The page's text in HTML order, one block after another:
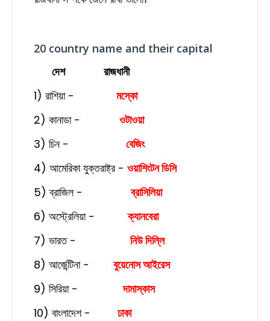
20 country name and their capital
দেশ রাজধানী
1) রাশিয়া - মস্কো
2) কানাডা - ওটাওয়া
3) চিন - বেজিং
4) আমেরিকা যুক্তরাষ্ট্র - ওয়াশিংটন ডিসি
5) ব্রাজিল -ব্রাসিলিয়া
6) অস্ট্রেলিয়া -ক্যানবেরা
7) ভারত - নিউ দিল্লি
8) আর্জেন্টিনা - বুয়েনোস আইরেস
9) সিরিয়া -দামাস্কাস
10) বাংলাদেশ - ঢাকা